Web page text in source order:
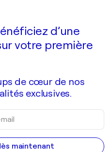
d’une
votre première
de cœur de nos
exclusives.
maintenant